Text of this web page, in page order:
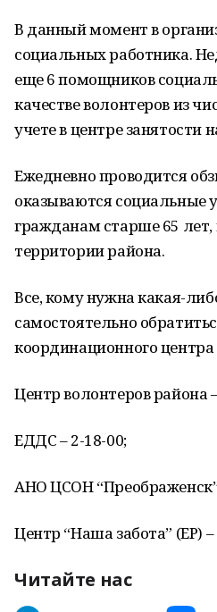
В данный момент в
социальных работника.
еще 6 помощников
качестве волонтеров из
учете в центре занятости
Ежедневно проводится
оказываются социальные
гражданам старше 65
территории района.
Все, кому нужна какая-
самостоятельно
координационного
Центр волонтеров района
ЕДДС – 2-18-00;
АНО ЦСОН “Преображенск”
Центр “Наша забота” (ЕР)
Читайте нас